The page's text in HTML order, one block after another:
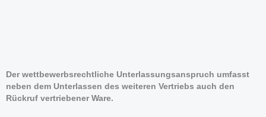
Der wettbewerbsrechtliche Unterlassungsanspruch umfasst
neben dem Unterlassen des weiteren Vertriebs auch den
Rückruf vertriebener Ware.